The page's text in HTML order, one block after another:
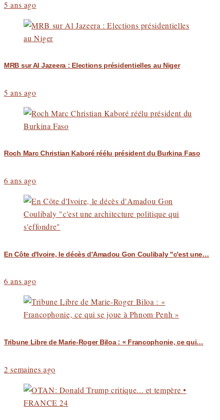
5 ans ago
MRB sur Al Jazeera : Elections présidentielles au Niger
5 ans ago
Roch Marc Christian Kaboré réélu président du Burkina Faso
6 ans ago
En Côte d'Ivoire, le décès d'Amadou Gon Coulibaly "c'est une…
6 ans ago
Tribune Libre de Marie-Roger Biloa : « Francophonie, ce qui…
2 semaines ago